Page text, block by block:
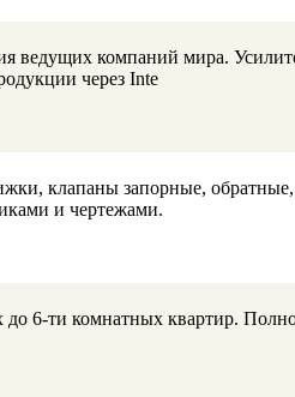
компаний мира.
через Inte
клапаны запорные,
и чертежами.
6-ти комнатных квартир.